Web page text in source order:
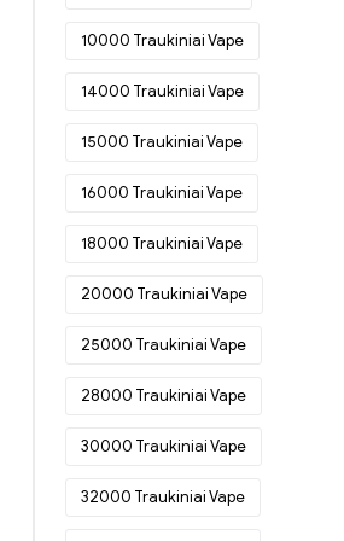
Vienkartinės elektroninės cigaretės
Vokietijoje(77)
Vienkartinės elektroninės cigaretės
Estijoje (46)
Vienkartinės elektroninės cigaretės
Vienkartinės elektroninės cigaretės
Graikijoje(49)
Airijoje(20)
Vienkartinės elektroninės cigaretės
10000 Traukiniai Vape
14000 Traukiniai Vape
15000 Traukiniai Vape
16000 Traukiniai Vape
18000 Traukiniai Vape
20000 Traukiniai Vape
25000 Traukiniai Vape
28000 Traukiniai Vape
30000 Traukiniai Vape
32000 Traukiniai Vape